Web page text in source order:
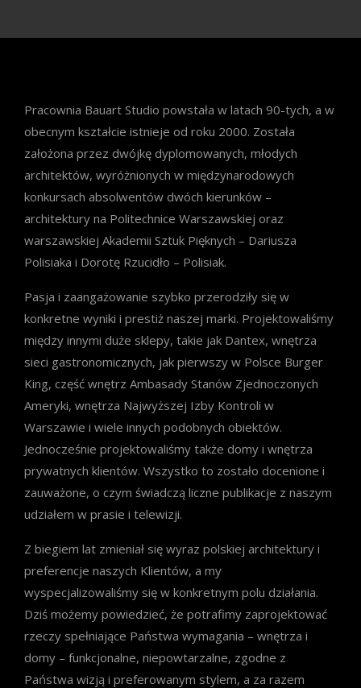
Pracownia Bauart Studio powstała w latach 90-tych, a w
obecnym kształcie istnieje od roku 2000. Została
założona przez dwójkę dyplomowanych, młodych
architektów, wyróżnionych w międzynarodowych
konkursach absolwentów dwóch kierunków –
architektury na Politechnice Warszawskiej oraz
warszawskiej Akademii Sztuk Pięknych – Dariusza
Polisiaka i Dorotę Rzucidło – Polisiak.
Pasja i zaangażowanie szybko przerodziły się w
konkretne wyniki i prestiż naszej marki. Projektowaliśmy
między innymi duże sklepy, takie jak Dantex, wnętrza
sieci gastronomicznych, jak pierwszy w Polsce Burger
King, część wnętrz Ambasady Stanów Zjednoczonych
Ameryki, wnętrza Najwyższej Izby Kontroli w
Warszawie i wiele innych podobnych obiektów.
Jednocześnie projektowaliśmy także domy i wnętrza
prywatnych klientów. Wszystko to zostało docenione i
zauważone, o czym świadczą liczne publikacje z naszym
udziałem w prasie i telewizji.
Z biegiem lat zmieniał się wyraz polskiej architektury i
preferencje naszych Klientów, a my
wyspecjalizowaliśmy się w konkretnym polu działania.
Dziś możemy powiedzieć, że potrafimy zaprojektować
rzeczy spełniające Państwa wymagania – wnętrza i
domy – funkcjonalne, niepowtarzalne, zgodne z
Państwa wizją i preferowanym stylem, a za razem